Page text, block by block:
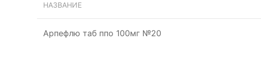
НАЗВАНИЕ
Арпефлю таб ппо 100мг №20